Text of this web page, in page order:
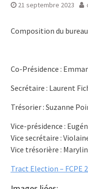
21 septembre 2023
Composition du
Co-Présidence :
Secrétaire : Laurent
Trésorier : Suzanne
Vice-présidence :
Vice secrétaire :
Vice trésorière :
Tract Election – FCPE